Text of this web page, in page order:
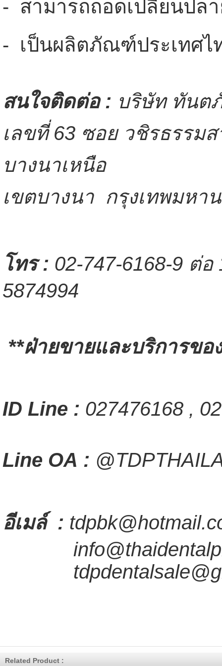
- สามารถถอดเปลี่ยนปลา
- เป็นผลิตภัณฑ์ประเทศไ
สนใจติดต่อ : บริษัท ทันต
เลขที่ 63 ซอย วชิรธรรม
บางนาเหนือ
เขตบางนา กรุงเทพมหา
โทร: 02-747-6168-9 ต่อ
5874994
**ฝ่ายขายและบริการขอ
ID Line : 027476168 ,
Line OA :
อีเมล์:
Related Product :